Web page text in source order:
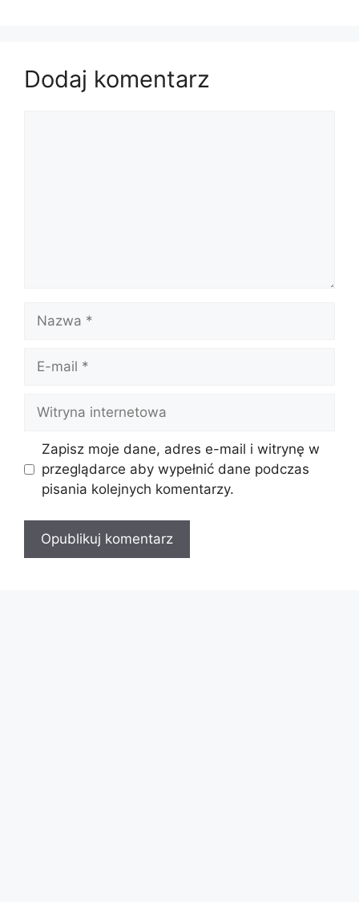
Dodaj komentarz
Nazwa
Witryna
internetowa
Zapisz moje dane, adres e-mail i witrynę w
przeglądarce aby wypełnić dane podczas
pisania kolejnych komentarzy.